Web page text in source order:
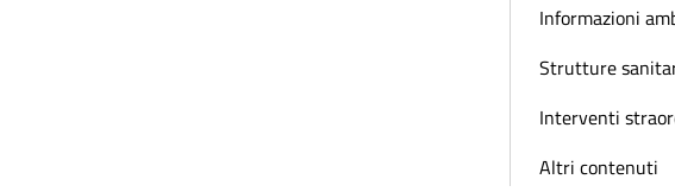
Informazioni
Strutture
Interventi
Altri contenuti